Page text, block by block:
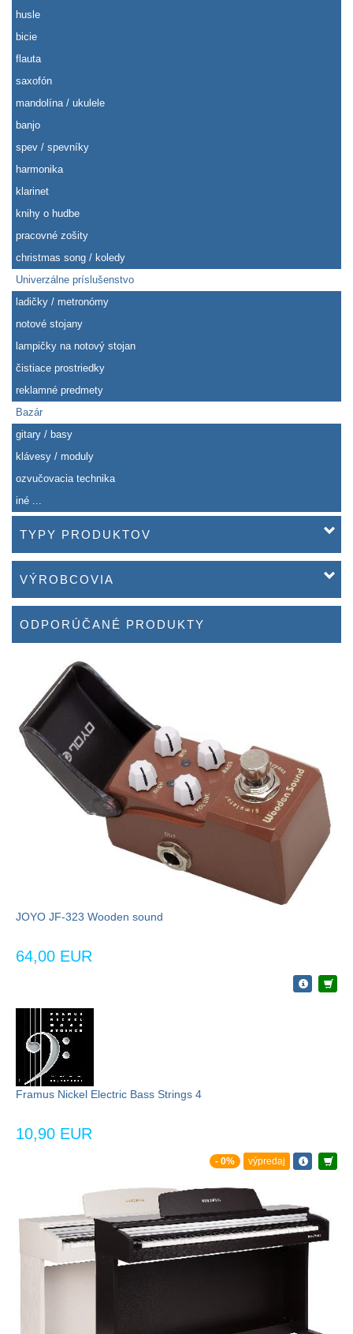
husle
bicie
flauta
saxofón
mandolína / ukulele
banjo
spev / spevníky
harmonika
klarinet
knihy o hudbe
pracovné zošity
christmas song / koledy
Univerzálne príslušenstvo
ladičky / metronómy
notové stojany
lampičky na notový stojan
čistiace prostriedky
reklamné predmety
Bazár
gitary / basy
klávesy / moduly
ozvučovacia technika
iné ...
TYPY PRODUKTOV
VÝROBCOVIA
ODPORÚČANÉ PRODUKTY
JOYO JF-323 Wooden sound
64,00 EUR
Framus Nickel Electric Bass Strings 4
10,90 EUR
- 0% výpredaj